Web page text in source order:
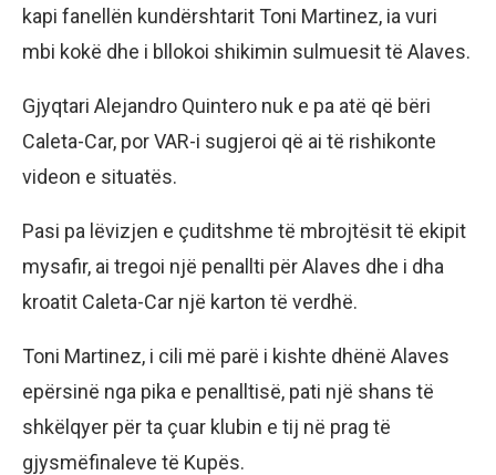
kapi fanellën kundërshtarit Toni Martinez, ia vuri
mbi kokë dhe i bllokoi shikimin sulmuesit të Alaves.
Gjyqtari Alejandro Quintero nuk e pa atë që bëri
Caleta-Car, por VAR-i sugjeroi që ai të rishikonte
videon e situatës.
Pasi pa lëvizjen e çuditshme të mbrojtësit të ekipit
mysafir, ai tregoi një penallti për Alaves dhe i dha
kroatit Caleta-Car një karton të verdhë.
Toni Martinez, i cili më parë i kishte dhënë Alaves
epërsinë nga pika e penalltisë, pati një shans të
shkëlqyer për ta çuar klubin e tij në prag të
gjysmëfinaleve të Kupës.